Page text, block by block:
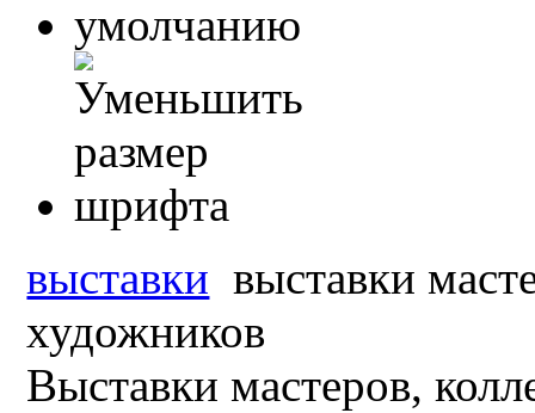
выставки выставки
художников
Выставки мастеров,